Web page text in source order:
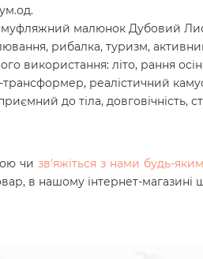
малюнок Дубовий
рибалка, туризм,
використання: літо, рання
трансформер, реалістичний
до тіла, довговічність,
чи зв'яжіться з нами будь-
в нашому інтернет-